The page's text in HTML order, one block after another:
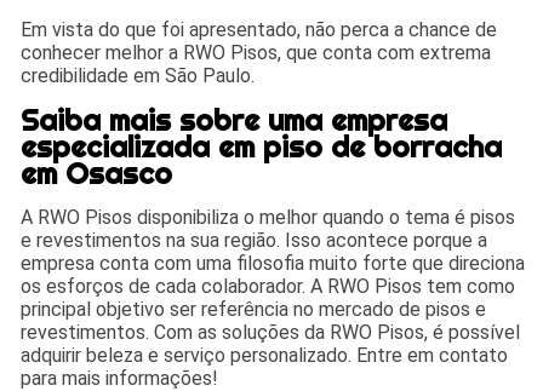
Em vista do que foi apresentado, não perca a chance de
conhecer melhor a RWO Pisos, que conta com extrema
credibilidade em São Paulo.
Saiba mais sobre uma empresa
especializada em piso de borracha
em Osasco
A RWO Pisos disponibiliza o melhor quando o tema é pisos
e revestimentos na sua região. Isso acontece porque a
empresa conta com uma filosofia muito forte que direciona
os esforços de cada colaborador. A RWO Pisos tem como
principal objetivo ser referência no mercado de pisos e
revestimentos. Com as soluções da RWO Pisos, é possível
adquirir beleza e serviço personalizado. Entre em contato
para mais informações!